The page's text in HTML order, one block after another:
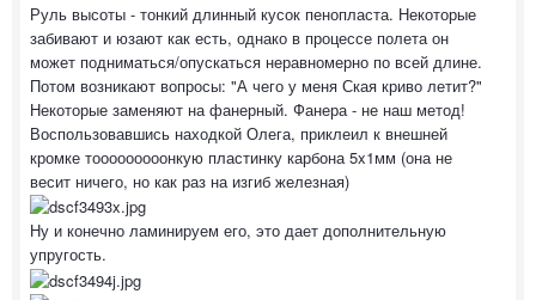
Руль высоты - тонкий длинный кусок пенопласта. Некоторые
забивают и юзают как есть, однако в процессе полета он
может подниматься/опускаться неравномерно по всей длине.
Потом возникают вопросы: "А чего у меня Ская криво летит?"
Некоторые заменяют на фанерный. Фанера - не наш метод!
Воспользовавшись находкой Олега, приклеил к внешней
кромке тооооооооонкую пластинку карбона 5x1мм (она не
весит ничего, но как раз на изгиб железная)
Ну и конечно ламинируем его, это дает дополнительную
упругость.